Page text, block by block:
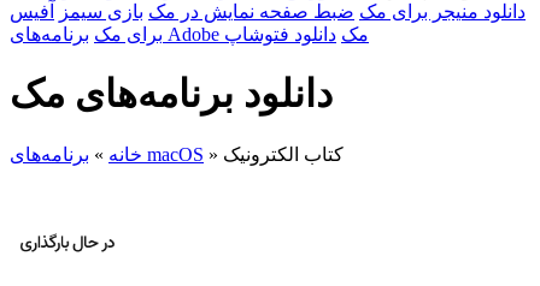
دانلود منیجر برای مک ضبط صفحه نمایش در مک بازی سیمز
آفیس
برای مک
برنامه‌های Adobe مک دانلود فتوشاپ
دانلود برنامه‌های مک
خانه » برنامه‌های macOS » کتاب الکترونیک